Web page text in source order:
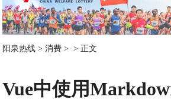
阳泉热线 >消费 > > 正文
Vue中使用